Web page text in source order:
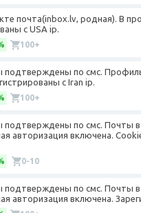
почта(inbox.lv, родная). В
с USA ip.
100+
подтверждены по смс.
с Iran ip.
100+
подтверждены по смс. Почты
авторизация включена.
0-10
подтверждены по смс. Почты
авторизация включена.